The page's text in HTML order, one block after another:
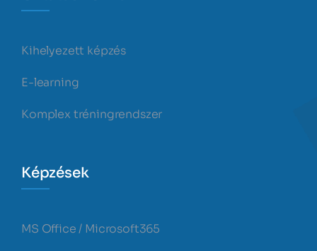
Kihelyezett képzés
E-learning
Komplex tréningrendszer
Képzések
MS Office / Microsoft365